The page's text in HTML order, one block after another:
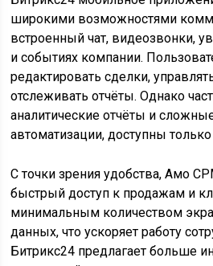
широкими возможностями
встроенный чат, видеозвонки,
и событиях компании.
редактировать сделки,
отслеживать отчёты. Однако
аналитические отчёты и
автоматизации, доступны
С точки зрения удобства, Амо
быстрый доступ к продажам и
минимальным количеством
данных, что ускоряет работу
Битрикс24 предлагает больше